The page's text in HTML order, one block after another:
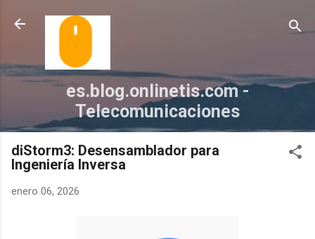
Ir al contenido principal
es.blog.onlinetis.com -
Telecomunicaciones
diStorm3: Desensamblador para
Ingeniería Inversa
enero 06, 2026